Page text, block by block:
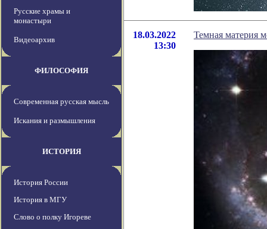
Русские храмы и
монастыри
Видеоархив
ФИЛОСОФИЯ
Современная русская мысль
Искания и размышления
ИСТОРИЯ
История России
История в МГУ
Слово о полку Игореве
18.03.2022
13:30
Темная материя